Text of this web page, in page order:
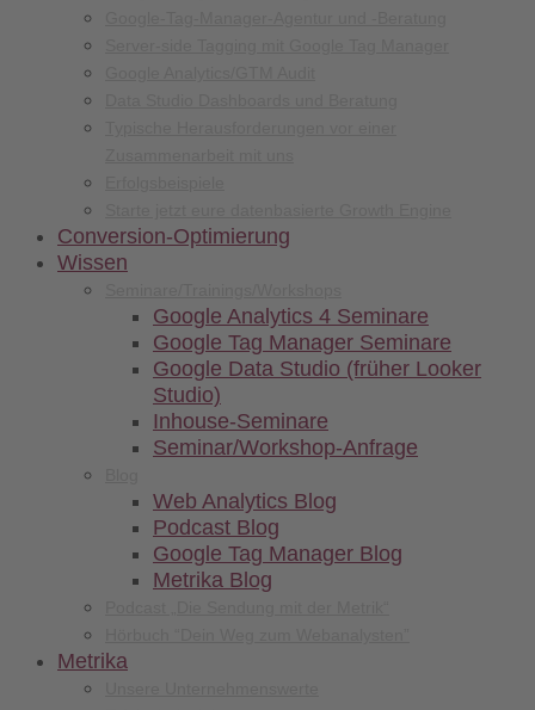
Conversion-Optimierung
Wissen
Google Analytics 4 Seminare
Google Tag Manager Seminare
Google Data Studio (früher Looker
Studio)
Inhouse-Seminare
Seminar/Workshop-Anfrage
Web Analytics Blog
Podcast Blog
Google Tag Manager Blog
Metrika Blog
Metrika